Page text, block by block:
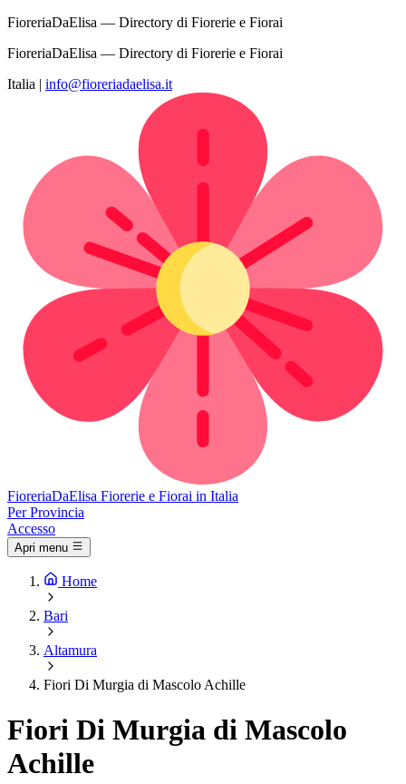
FioreriaDaElisa — Directory di Fiorerie e Fiorai
FioreriaDaElisa — Directory di Fiorerie e Fiorai
Italia | info@fioreriadaelisa.it
FioreriaDaElisa Fiorerie e Fiorai in Italia
Per Provincia
Accesso
Apri menu
Home
Bari
Altamura
Fiori Di Murgia di Mascolo Achille
Fiori Di Murgia di Mascolo
Achille